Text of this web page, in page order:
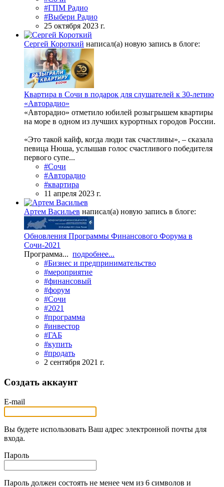
#ГПМ Радио
#Выбери Радио
25 октября 2023 г.
Сергей Короткий написал(а) новую запись в блоге:
Квартира в Сочи в подарок для слушателей к 30-летию
«Авторадио»
«Авторадио» отметило юбилей розыгрышем квартиры
на море в одном из лучших курортных городов России.
«Это такой кайф, когда люди так счастливы», – сказала
певица Нюша, услышав голос счастливого победителя
первого супе...
#Сочи
#Авторадио
#квартира
11 апреля 2023 г.
Артем Васильев написал(а) новую запись в блоге:
Обновления Программы Финансового Форума в
Сочи-2021
Программа... подробнее...
#Бизнес и предпринимательство
#мероприятие
#финансовый
#форум
#Сочи
#2021
#программа
#инвестор
#ГАБ
#купить
#продать
2 сентября 2021 г.
Создать аккаунт
E-mail
Вы будете использовать Ваш адрес электронной почты для
входа.
Пароль
Пароль должен состоять не менее чем из 6 символов и